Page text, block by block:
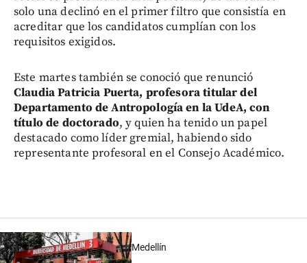
solo una declinó en el primer filtro que consistía en
acreditar que los candidatos cumplían con los
requisitos exigidos.
Este martes también se conoció que renunció
Claudia Patricia Puerta, profesora titular del
Departamento de Antropología en la UdeA, con
título de doctorado, y quien ha tenido un papel
destacado como líder gremial, habiendo sido
representante profesoral en el Consejo Académico.
Medellín